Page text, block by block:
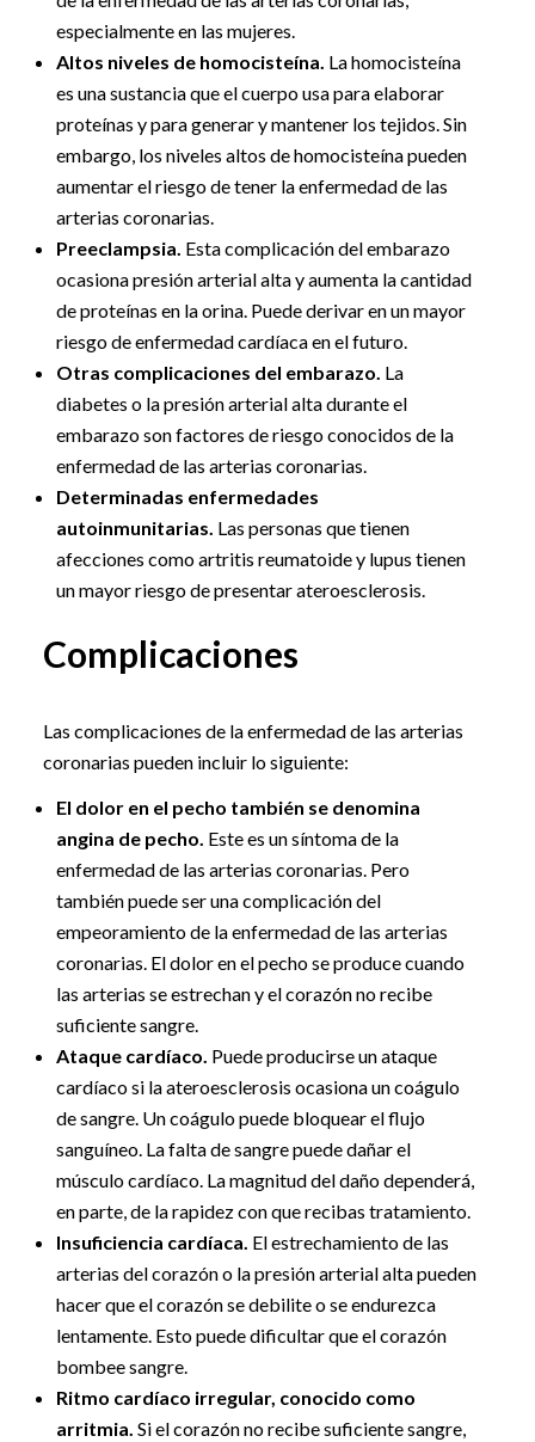
especialmente en las mujeres.
Altos niveles de homocisteína. La homocisteína
es una sustancia que el cuerpo usa para elaborar
proteínas y para generar y mantener los tejidos. Sin
embargo, los niveles altos de homocisteína pueden
aumentar el riesgo de tener la enfermedad de las
arterias coronarias.
Preeclampsia. Esta complicación del embarazo
ocasiona presión arterial alta y aumenta la cantidad
de proteínas en la orina. Puede derivar en un mayor
riesgo de enfermedad cardíaca en el futuro.
Otras complicaciones del embarazo. La
diabetes o la presión arterial alta durante el
embarazo son factores de riesgo conocidos de la
enfermedad de las arterias coronarias.
Determinadas enfermedades
autoinmunitarias. Las personas que tienen
afecciones como artritis reumatoide y lupus tienen
un mayor riesgo de presentar ateroesclerosis.
Complicaciones
Las complicaciones de la enfermedad de las arterias
coronarias pueden incluir lo siguiente:
El dolor en el pecho también se denomina
angina de pecho. Este es un síntoma de la
enfermedad de las arterias coronarias. Pero
también puede ser una complicación del
empeoramiento de la enfermedad de las arterias
coronarias. El dolor en el pecho se produce cuando
las arterias se estrechan y el corazón no recibe
suficiente sangre.
Ataque cardíaco. Puede producirse un ataque
cardíaco si la ateroesclerosis ocasiona un coágulo
de sangre. Un coágulo puede bloquear el flujo
sanguíneo. La falta de sangre puede dañar el
músculo cardíaco. La magnitud del daño dependerá,
en parte, de la rapidez con que recibas tratamiento.
Insuficiencia cardíaca. El estrechamiento de las
arterias del corazón o la presión arterial alta pueden
hacer que el corazón se debilite o se endurezca
lentamente. Esto puede dificultar que el corazón
bombee sangre.
Ritmo cardíaco irregular, conocido como
arritmia.Si el corazón no recibe suficiente sangre,